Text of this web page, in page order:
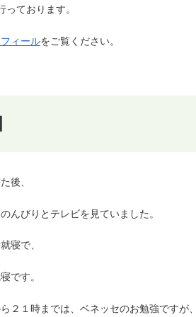
っております。
ィールをご覧ください。
後、
んびりとテレビを見ていました。
寝で、
です。
２１時までは、ベネッセのお勉強ですが